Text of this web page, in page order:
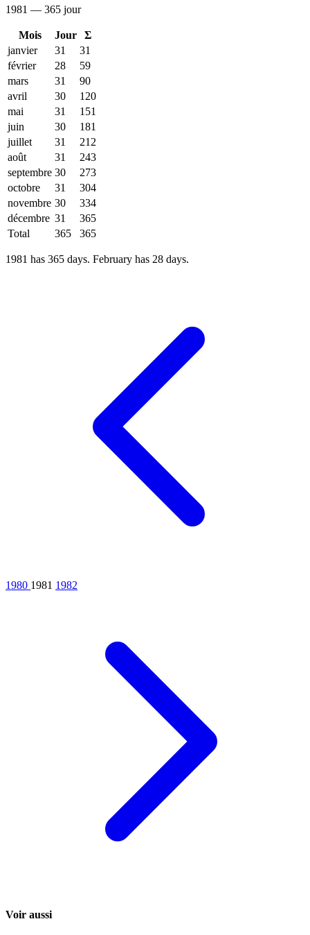
1981 — 365 jour
Mois Jour
Σ
janvier
31
31
février
28
59
mars
31
90
avril
30
120
mai
31
151
juin
30
181
juillet
31
212
août
31
243
septembre 30
273
octobre
31
304
novembre 30
334
décembre 31
365
Total
365 365
1981 has 365 days. February has 28 days.
1980 1981 1982
Voir aussi